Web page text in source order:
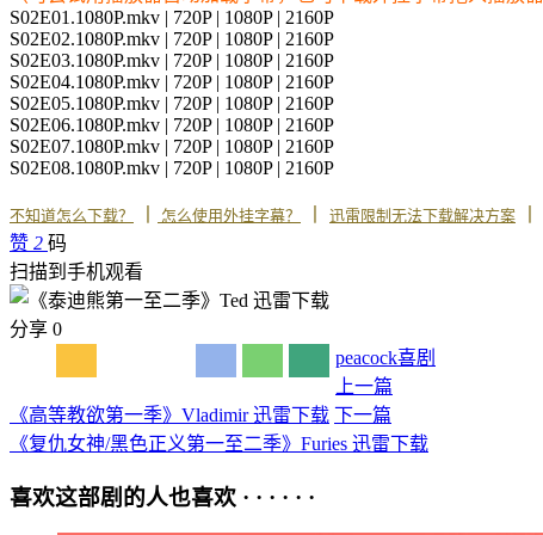
S02E01.1080P.mkv | 720P | 1080P | 2160P
S02E02.1080P.mkv | 720P | 1080P | 2160P
S02E03.1080P.mkv | 720P | 1080P | 2160P
S02E04.1080P.mkv | 720P | 1080P | 2160P
S02E05.1080P.mkv | 720P | 1080P | 2160P
S02E06.1080P.mkv | 720P | 1080P | 2160P
S02E07.1080P.mkv | 720P | 1080P | 2160P
S02E08.1080P.mkv | 720P | 1080P | 2160P
不知道怎么下载？ 怎么使用外挂字幕？ 迅雷限制无法下载解决方案
赞 2 码
扫描到手机观看
分享 0
peacock喜剧
上一篇
《高等教欲第一季》Vladimir 迅雷下载 下一篇
《复仇女神/黑色正义第一至二季》Furies 迅雷下载
喜欢这部剧的人也喜欢 · · · · · ·